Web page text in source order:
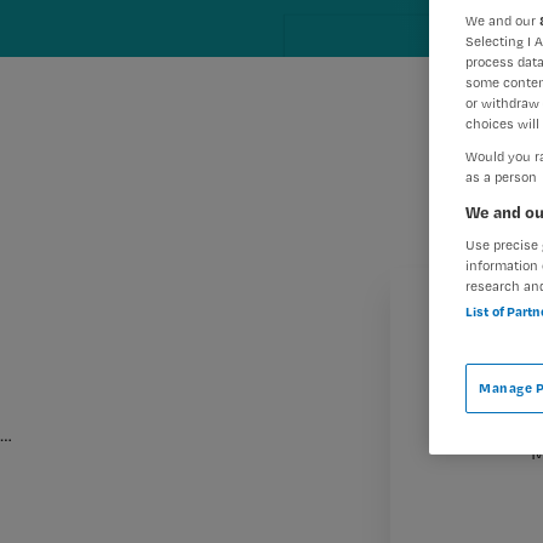
…
We and our
Selecting I
process
some
or withdraw
choices will
Would you
as a person
We and
Use
information
research
List of
Manage